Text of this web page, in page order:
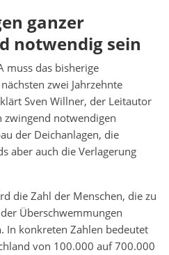
ganzer
notwendig sein
muss das bisherige
zwei Jahrzehnte
Sven Willner, der Leitautor
zwingend notwendigen
der Deichanlagen, die
aber auch die Verlagerung
die Zahl der Menschen, die zu
Überschwemmungen
In konkreten Zahlen bedeutet
von 100.000 auf 700.000